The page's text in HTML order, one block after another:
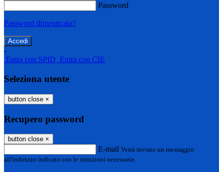
Password
Password dimenticata?
-
Entra con SPID Entra con CIE
Seleziona utente
button close ×
Recupero password
button close ×
E-mail Verrà inviato un messaggio
all'indirizzo indicato con le istruzioni necessarie.